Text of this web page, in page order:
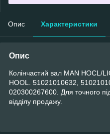
Опис Характеристики
Опис
Колінчастий вал MAN HOCL/
HOOL. 51021010632,
020300267600. Для точного
відділу продажу.